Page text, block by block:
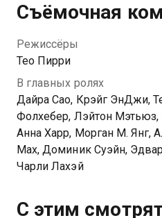
Съёмочная
Режиссёры
Тео Пирри
В главных ролях
Дайра Сао, Крэйг ЭнДжи,
Фолхебер, Лэйтон Мэтьюз,
Анна Харр, Морган М. Янг,
Мах, Доминик Суэйн,
Чарли Лахэй
С этим